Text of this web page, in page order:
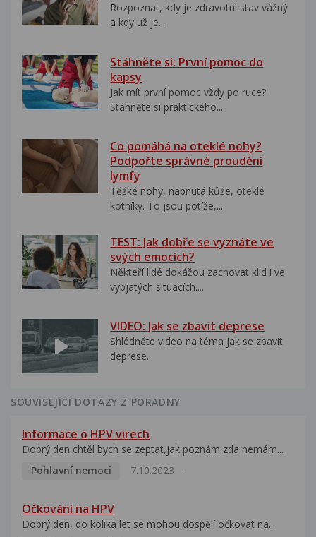
Rozpoznat, kdy je zdravotní stav vážný
a kdy už je...
Stáhněte si: První pomoc do
kapsy
Jak mít první pomoc vždy po ruce?
Stáhněte si praktického...
Co pomáhá na oteklé nohy?
Podpořte správné proudění
lymfy
Těžké nohy, napnutá kůže, oteklé
kotníky. To jsou potíže,...
TEST: Jak dobře se vyznáte ve
svých emocích?
Někteří lidé dokážou zachovat klid i ve
vypjatých situacích....
VIDEO: Jak se zbavit deprese
Shlédněte video na téma jak se zbavit
deprese..
SOUVISEJÍCÍ DOTAZY Z PORADNY
Informace o HPV virech
Dobrý den,chtěl bych se zeptat,jak poznám zda nemám...
Pohlavní nemoci
7.10.2023
Očkování na HPV
Dobrý den, do kolika let se mohou dospělí očkovat na...